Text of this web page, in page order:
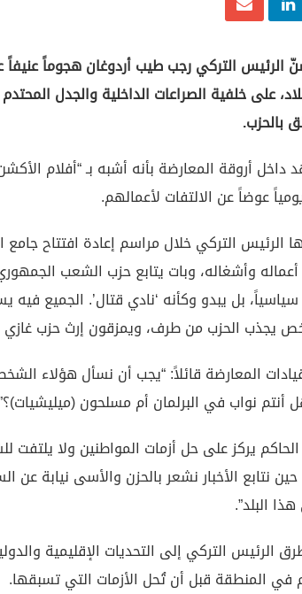
الرئيس التركي رجب طيب أردوغان هجوماً
على خلفية الصراعات الداخلية والجدل
بالحزب.
أروقة المعارضة بأنه أشبه بـ “أفلام
عوضاً عن الالتفات لأعمالهم.
الرئيس التركي خلال مراسم إعادة افتتاح جامع
وأشغاله، وبات يتابع حزب الشعب
بل يبدو وكأنه ‘نادي قتال’. الجميع فيه
يجذب الحزب من طرف، ويمزقون إرث حزب غازي
المعارضة قائلاً: “يجب أن نسأل هؤلاء
أنتم نواب في البرلمان أم مسلحون
يركز على حل أزمات المواطنين ولا يلتفت
حين نتابع الأخبار نشعر بالحزن والأسى نيابة عن
البلد”.
التركي إلى التحديات الإقليمية
في المنطقة قبل أن تُحل الأزمات التي تسبقها.